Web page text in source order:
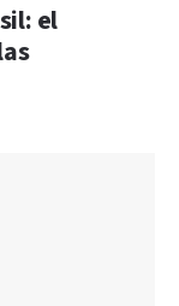
el